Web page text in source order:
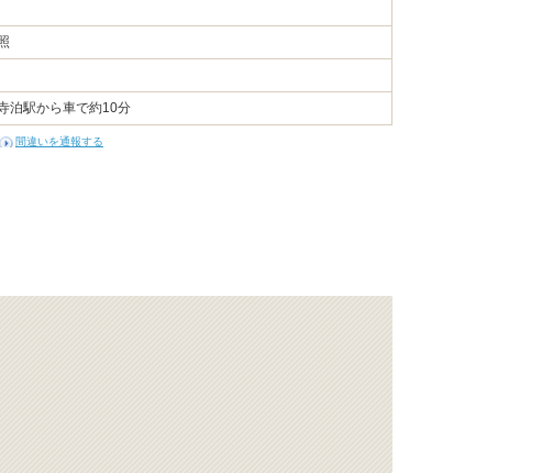
泊駅から車で約10分
間違いを通報する